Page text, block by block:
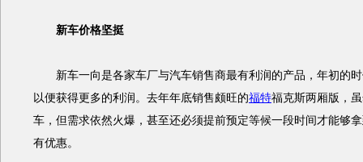
新车价格坚挺
新车一向是各家车厂与汽车销售商最有利润的产品，年初的时
以便获得更多的利润。去年年底销售颇旺的福特福克斯两厢版，
车，但需求依然火爆，甚至还必须提前预定等候一段时间才能够
有优惠。